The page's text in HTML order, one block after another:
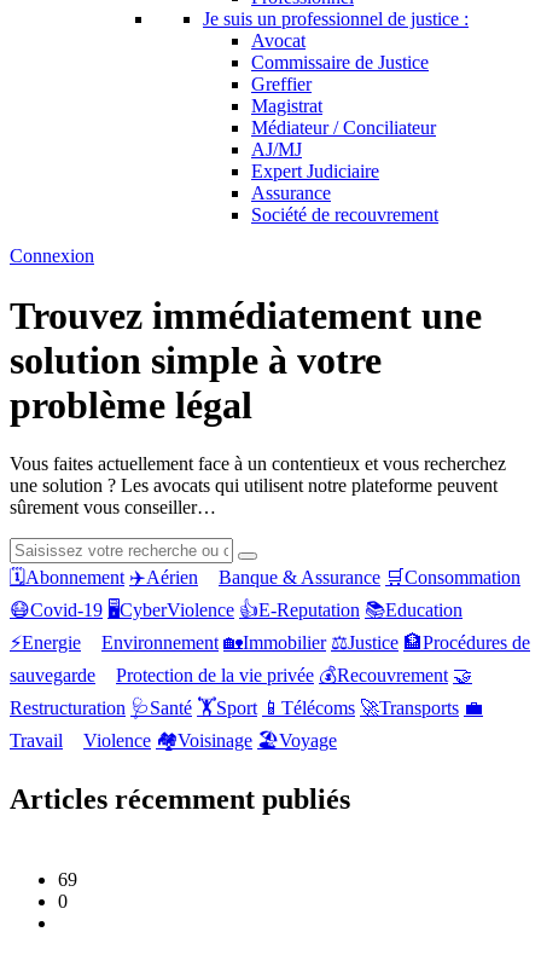
Je suis un professionnel de justice :
Avocat
Commissaire de Justice
Greffier
Magistrat
Médiateur / Conciliateur
AJ/MJ
Expert Judiciaire
Assurance
Société de recouvrement
Connexion
Trouvez immédiatement une
solution simple à votre
problème légal
Vous faites actuellement face à un contentieux et vous recherchez
une solution ? Les avocats qui utilisent notre plateforme peuvent
sûrement vous conseiller…
🗓️Abonnement ✈️Aérien Banque & Assurance 🛒Consommation
😷Covid-19 🖥️CyberViolence 👍E-Reputation 📚Education
⚡Energie Environnement 🏡Immobilier ⚖️Justice 🏦Procédures de
sauvegarde
Protection de la vie privée 💰Recouvrement 🤝
Restructuration 🩺Santé 🏋️Sport 📱 Télécoms 🚀Transports 💼
Travail
Violence 🏘️Voisinage 🏖️Voyage
Articles récemment publiés
69
0